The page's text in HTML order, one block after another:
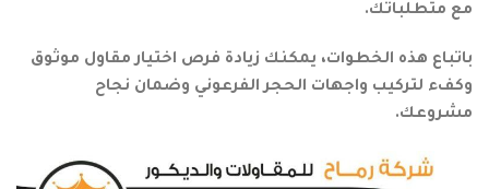
مع متطلباتك.
باتباع هذه الخطوات، يمكنك زيادة فرص اختيار مقاول موثوق
وكفء لتركيب واجهات الحجر الفرعوني وضمان نجاح
مشروعك.